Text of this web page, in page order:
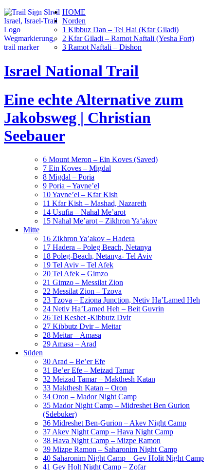
Israel National Trail
Eine echte Alternative zum
Jakobsweg | Christian
Seebauer
HOME
Norden
1 Kibbuz Dan – Tel Hai (Kfar Giladi)
2 Kfar Giladi – Ramot Naftali (Yesha Fort)
3 Ramot Naftali – Dishon
6 Mount Meron – Ein Koves (Saved)
7 Ein Koves – Migdal
8 Migdal – Poria
9 Poria – Yavne’el
10 Yavne’el – Kfar Kish
11 Kfar Kish – Mashad, Nazareth
14 Usufia – Nahal Me’arot
15 Nahal Me’arot – Zikhron Ya’akov
Mitte
16 Zikhron Ya’akov – Hadera
17 Hadera – Poleg Beach, Netanya
18 Poleg-Beach, Netanya- Tel Aviv
19 Tel Aviv – Tel Afek
20 Tel Afek – Gimzo
21 Gimzo – Messilat Zion
22 Messilat Zion – Tzova
23 Tzova – Eziona Junction, Netiv Ha’Lamed Heh
24 Netiv Ha’Lamed Heh – Beit Guvrin
26 Tel Keshet -Kibbutz Dvir
27 Kibbutz Dvir – Meitar
28 Meitar – Amasa
29 Amasa – Arad
Süden
30 Arad – Be’er Efe
31 Be’er Efe – Meizad Tamar
32 Meizad Tamar – Makthesh Katan
33 Makthesh Katan – Oron
34 Oron – Mador Night Camp
35 Mador Night Camp – Midreshet Ben Gurion
(Sdebuker)
36 Midreshet Ben-Gurion – Akev Night Camp
37 Akev Night Camp – Hava Night Camp
38 Hava Night Camp – Mizpe Ramon
39 Mizpe Ramon – Saharonim Night Camp
40 Saharonim Night Camp – Gev Holit Night Camp
41 Gev Holt Night Camp – Zofar